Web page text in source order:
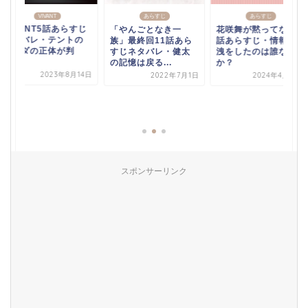
あらすじ
「やんごとなき一
族」最終回11話あら
すじネタバレ・健太
2022年7月1日
あらすじ
花咲舞が黙ってない2
話あらすじ・情報漏
洩をしたのは誰なの
か？
2024年4月21日
VIVANT5話あらすじ
スポンサーリンク